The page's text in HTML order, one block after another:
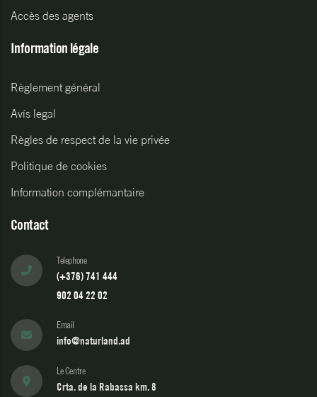
Accès des agents
Information légale
Règlement général
Avís legal
Règles de respect de la vie privée
Politique de cookies
Information complémantaire
Contact
Telephone
(+376) 741 444
902 04 22 02
Email
info@naturland.ad
Le Centre
Crta. de la Rabassa km. 8